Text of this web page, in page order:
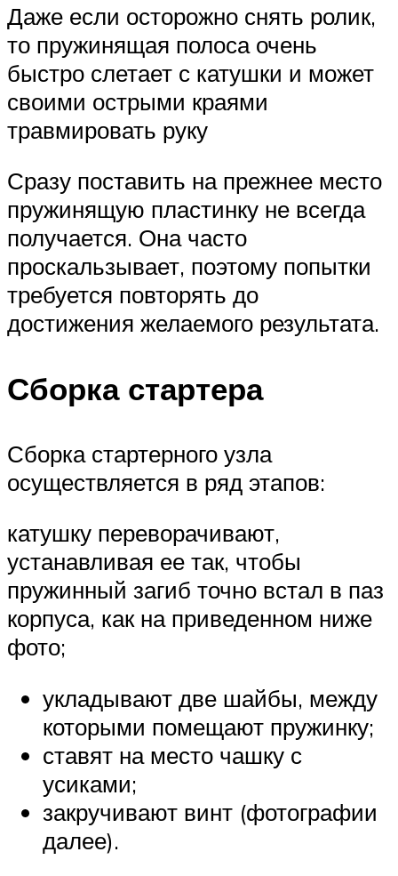
Даже если осторожно снять ролик,
то пружинящая полоса очень
быстро слетает с катушки и может
своими острыми краями
травмировать руку
Сразу поставить на прежнее место
пружинящую пластинку не всегда
получается. Она часто
проскальзывает, поэтому попытки
требуется повторять до
достижения желаемого результата.
Сборка стартера
Сборка стартерного узла
осуществляется в ряд этапов:
катушку переворачивают,
устанавливая ее так, чтобы
пружинный загиб точно встал в паз
корпуса, как на приведенном ниже
фото;
укладывают две шайбы, между
которыми помещают пружинку;
ставят на место чашку с
усиками;
закручивают винт (фотографии
далее).